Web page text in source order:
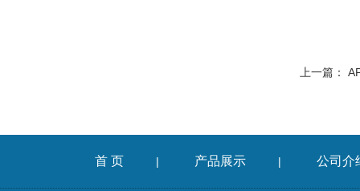
上一篇：
首 页 | 产品展示 | 公司介